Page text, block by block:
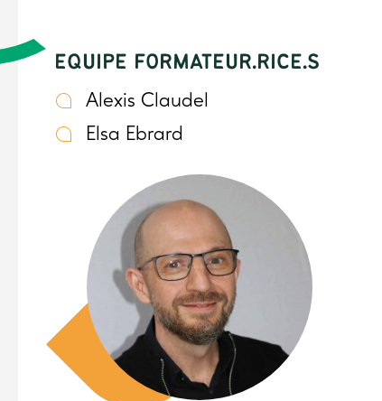
EQUIPE FORMATEUR.RICE.S
Alexis Claudel
Elsa Ebrard